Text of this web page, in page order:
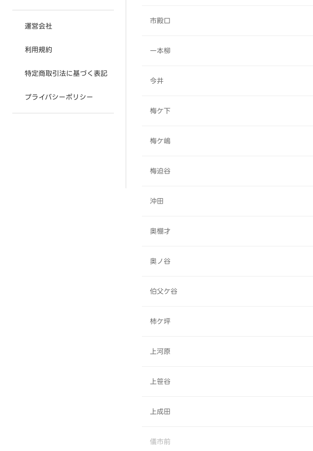
運営会社
利用規約
特定商取引法に基づく表記
プライバシーポリシー
市殿口
一本柳
今井
梅ケ下
梅ケ嶋
梅迫谷
沖田
奥棚才
奥ノ谷
伯父ケ谷
柿ケ坪
上河原
上笹谷
上成田
儀市前